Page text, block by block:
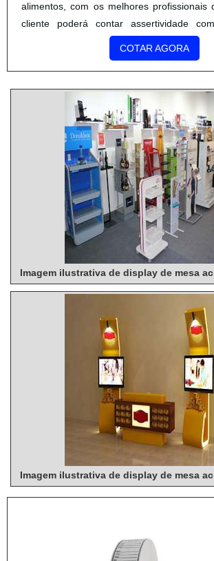
alimentos, com os melhores profissionais
cliente poderá contar assertividade
qualidade na produção dos produtos dentro
COTAR AGORA
Imagem ilustrativa de display de mesa
Imagem ilustrativa de display de mesa